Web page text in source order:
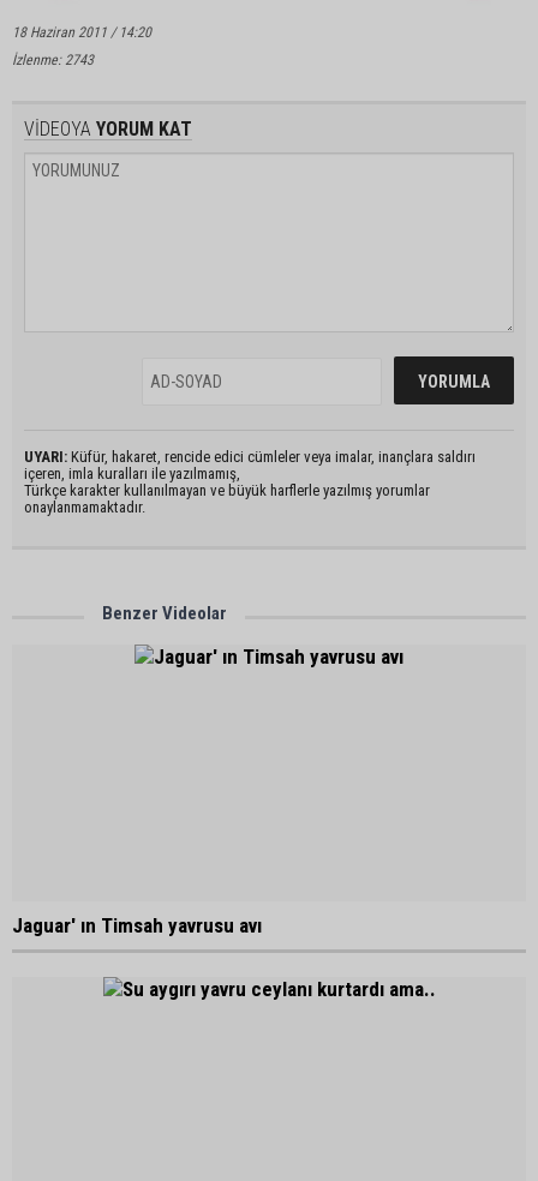
18 Haziran 2011 / 14:20
İzlenme: 2743
VİDEOYA YORUM KAT
UYARI: Küfür, hakaret, rencide edici cümleler veya imalar, inançlara saldırı
içeren, imla kuralları ile yazılmamış,
Türkçe karakter kullanılmayan ve büyük harflerle yazılmış yorumlar
onaylanmamaktadır.
Benzer Videolar
Jaguar' ın Timsah yavrusu avı